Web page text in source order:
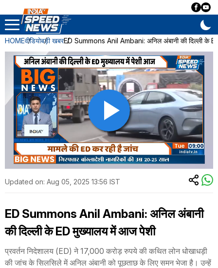
HOMEवीडियोबड़ी खबरED Summons Anil Ambani: अनिल अंबानी की दिल्ली के
Updated on: Aug 05, 2025 13:56 IST
ED Summons Anil Ambani: अनिल अंबानी
की दिल्ली के ED मुख्यालय में आज पेशी
प्रवर्तन निदेशालय (ED) ने 17,000 करोड़ रुपये की कथित लोन धोखाधड़ी
की जांच के सिलसिले में अनिल अंबानी को पूछताछ के लिए समन भेजा है। उन्हें